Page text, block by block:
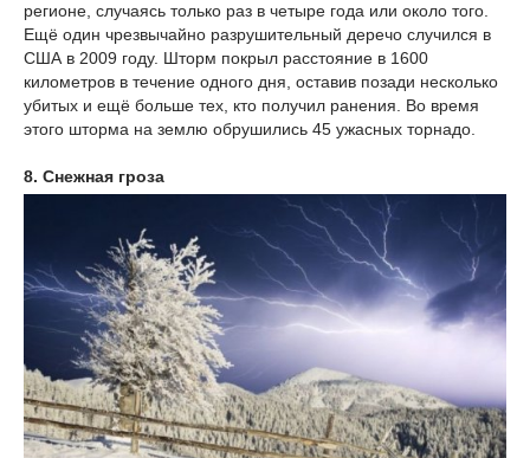
регионе, случаясь только раз в четыре года или около того.
Ещё один чрезвычайно разрушительный деречо случился в
США в 2009 году. Шторм покрыл расстояние в 1600
километров в течение одного дня, оставив позади несколько
убитых и ещё больше тех, кто получил ранения. Во время
этого шторма на землю обрушились 45 ужасных торнадо.
8. Снежная гроза